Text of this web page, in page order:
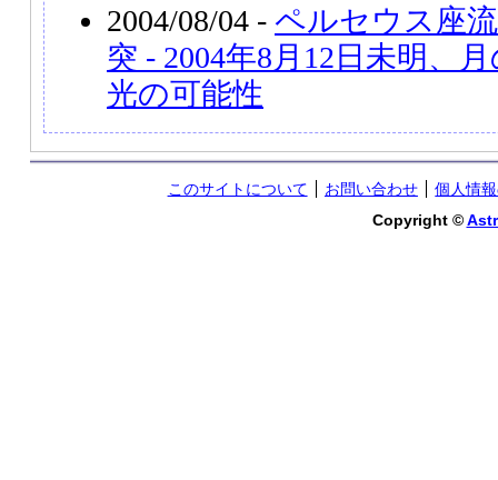
2004/08/04 - ペルセウス座
突 - 2004年8月12日未明、
光の可能性
このサイトについて お問い合わせ
個人情
Copyright ©